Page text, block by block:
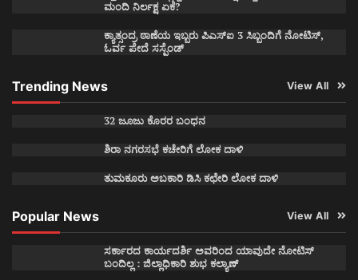
ಮಂದಿ ನಿರ್ಲಕ್ಷ ಏಕೆ?
ಕ್ಯಾತ್ಸಂದ್ರ ಠಾಣೆಯ ಇಬ್ಬರು ಪಿಎಸ್ಐ 3 ಸಿಬ್ಬಂದಿಗೆ ನೋಟಿಸ್,
ಓರ್ವ ಪೇದೆ ಸಸ್ಪೆಂಡ್
Trending News View All
32 ಜೂಜು ಕೊರರ ಬಂಧನ
ಶಿರಾ ನಗರಸಭೆ ಕಚೇರಿಗೆ ಲೋಕ ದಾಳಿ
ತುಮಕೂರು ಅಬಕಾರಿ ಡಿಸಿ ಕಛೇರಿ ಲೋಕ ದಾಳಿ
Popular News View All
ಸರ್ಕಾರದ ಕಾರ್ಯದರ್ಶಿ ಅವರಿಂದ ಯಾವುದೇ ನೋಟಿಸ್
ಬಂದಿಲ್ಲ : ಜಿಲ್ಲಾಧಿಕಾರಿ ಶುಭ ಕಲ್ಯಾಣ್